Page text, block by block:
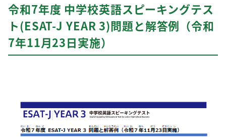
令和7年度 中学校英語スピーキングテス
ト(ESAT-J YEAR 3)問題と解答例（令和
7年11月23日実施）